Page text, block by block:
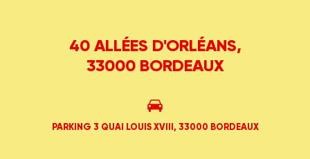
40 ALLÉES D'ORLÉANS,
33000 BORDEAUX
PARKING 3 QUAI LOUIS XVIII, 33000 BORDEAUX